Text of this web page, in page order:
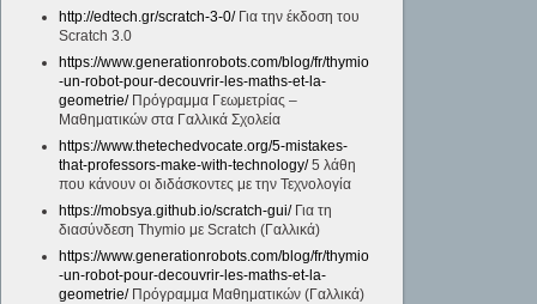
http://edtech.gr/scratch-3-0/Για την έκδοση του
Scratch 3.0
https://www.generationrobots.com/blog/fr/thymio
-un-robot-pour-decouvrir-les-maths-et-la-
geometrie/Πρόγραμμα Γεωμετρίας –
Μαθηματικών στα Γαλλικά Σχολεία
https://www.thetechedvocate.org/5-mistakes-
that-professors-make-with-technology/5 λάθη
που κάνουν οι διδάσκοντες με την Τεχνολογία
https://mobsya.github.io/scratch-gui/Για τη
διασύνδεση Thymio με Scratch (Γαλλικά)
https://www.generationrobots.com/blog/fr/thymio
-un-robot-pour-decouvrir-les-maths-et-la-
geometrie/Πρόγραμμα Μαθηματικών (Γαλλικά)